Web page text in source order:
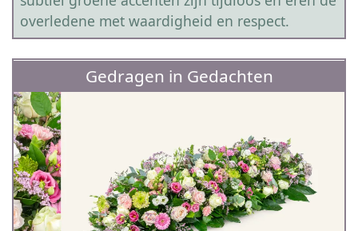
overledene met waardigheid en respect.
Gedragen in Gedachten